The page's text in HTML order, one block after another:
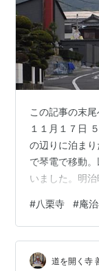
この記事の末
１１月１７日
の辺りに泊ま
で琴電で移動
いました。明
が、今はお参
で八栗にもど
をすませ、ぶ
国では、ICカー
#八栗寺 #庵
道を開く寺